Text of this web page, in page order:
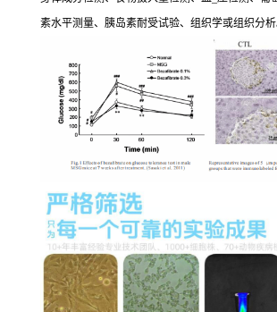
素水平测量、胰岛素耐受试验、组织学或组织分析